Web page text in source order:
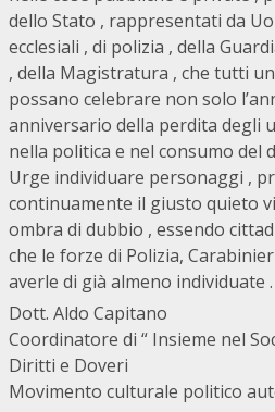
dello Stato , rappresentati da
ecclesiali , di polizia , della
, della Magistratura , che tutti
possano celebrare non solo
anniversario della perdita degli
nella politica e nel consumo del
Urge individuare personaggi ,
continuamente il giusto quieto
ombra di dubbio , essendo
che le forze di Polizia,
averle di già almeno individuate .
Dott. Aldo Capitano
Coordinatore di “ Insieme nel
Diritti e Doveri
Movimento culturale politico